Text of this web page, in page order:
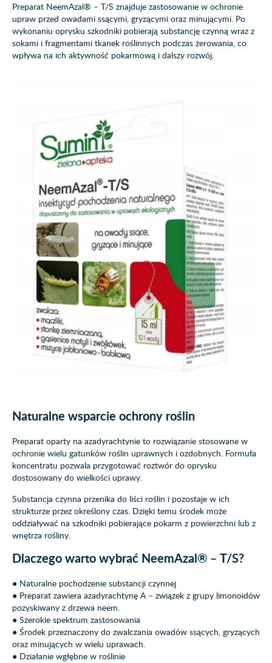
Preparat NeemAzal® – T/S znajduje zastosowanie w ochronie
upraw przed owadami ssącymi, gryzącymi oraz minującymi. Po
wykonaniu oprysku szkodniki pobierają substancję czynną wraz z
sokami i fragmentami tkanek roślinnych podczas żerowania, co
wpływa na ich aktywność pokarmową i dalszy rozwój.
Naturalne wsparcie ochrony roślin
Preparat oparty na azadyrachtynie to rozwiązanie stosowane w
ochronie wielu gatunków roślin uprawnych i ozdobnych. Formuła
koncentratu pozwala przygotować roztwór do oprysku
dostosowany do wielkości uprawy.
Substancja czynna przenika do liści roślin i pozostaje w ich
strukturze przez określony czas. Dzięki temu środek może
oddziaływać na szkodniki pobierające pokarm z powierzchni lub z
wnętrza rośliny.
Dlaczego warto wybrać NeemAzal® – T/S?
● Naturalne pochodzenie substancji czynnej
● Preparat zawiera azadyrachtynę A – związek z grupy limonoidów
pozyskiwany z drzewa neem.
● Szerokie spektrum zastosowania
● Środek przeznaczony do zwalczania owadów ssących, gryzących
oraz minujących w wielu uprawach.
● Działanie wgłębne w roślinie